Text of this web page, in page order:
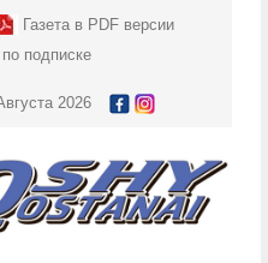
Газета в PDF версии
подписке
2026